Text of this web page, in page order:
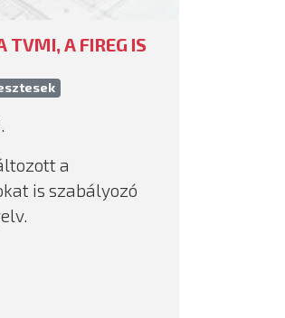
TVMI, A FIREG IS
a
is szabályozó